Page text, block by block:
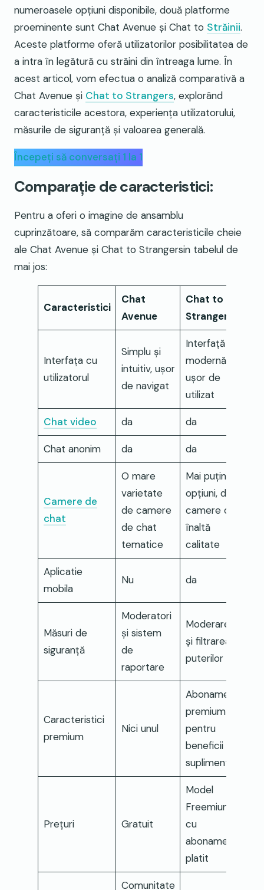
numeroasele opțiuni disponibile, două platforme
proeminente sunt Chat Avenue și Chat to Străinii.
Aceste platforme oferă utilizatorilor posibilitatea de
a intra în legătură cu străini din întreaga lume. În
acest articol, vom efectua o analiză comparativă a
Chat Avenue și Chat to Strangers, explorând
caracteristicile acestora, experiența utilizatorului,
măsurile de siguranță și valoarea generală.
Începeți să conversați 1 la 1
Comparație de caracteristici:
Pentru a oferi o imagine de ansamblu
cuprinzătoare, să comparăm caracteristicile cheie
ale Chat Avenue și Chat to Strangersin tabelul de
mai jos:
Caracteristici
Chat
Avenue
Chat to
Strangers
Interfața cu
utilizatorul
Simplu și
intuitiv, ușor
de navigat
Interfață
modernă și
ușor de
utilizat
Chat video da da
Chat anonim da da
Camere de
chat
O mare
varietate
de camere
de chat
tematice
Mai puține
opțiuni, dar
camere de
înaltă
calitate
Aplicatie
mobila
Nu da
Măsuri de
siguranță
Moderatori
și sistem
de
raportare
Moderarea
și filtrarea
puterilor AI
Caracteristici
premium
Nici unul
Abonament
premium
pentru
beneficii
suplimentare
Prețuri Gratuit
Model
Freemium
cu
abonament
platit
Comunitate